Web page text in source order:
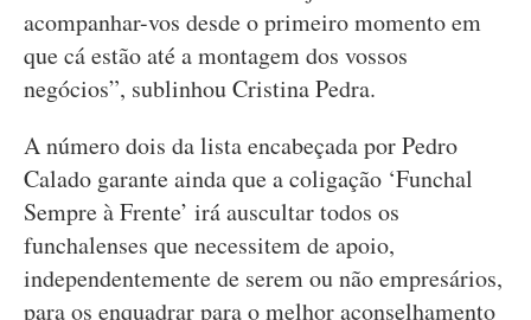
acompanhar-vos desde o primeiro momento em
que cá estão até a montagem dos vossos
negócios”, sublinhou Cristina Pedra.
A número dois da lista encabeçada por Pedro
Calado garante ainda que a coligação ‘Funchal
Sempre à Frente’ irá auscultar todos os
funchalenses que necessitem de apoio,
independentemente de serem ou não empresários,
para os enquadrar para o melhor aconselhamento